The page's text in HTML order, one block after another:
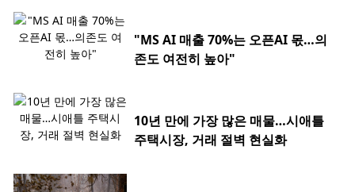
"MS AI 매출 70%는 오픈AI 몫…의
존도 여전히 높아"
10년 만에 가장 많은 매물…시애틀
주택시장, 거래 절벽 현실화